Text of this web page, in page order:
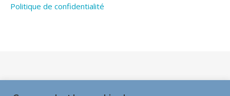
Politique de confidentialité